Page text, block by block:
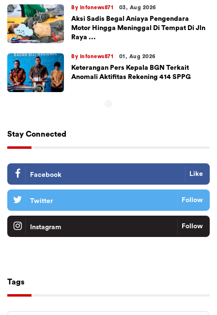
By Infonews871 03, Aug 2026
Aksi Sadis Begal Aniaya Pengendara
Motor Hingga Meninggal Di Tempat Di Jln
Raya ...
By Infonews871 01, Aug 2026
Keterangan Pers Kepala BGN Terkait
Anomali Aktifitas Rekening 414 SPPG
Stay Connected
Facebook Like
Twitter Follow
Instagram Follow
Tags